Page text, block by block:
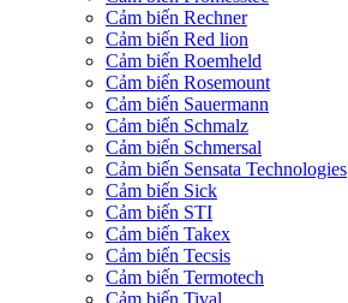
Cảm biến Rechner
Cảm biến Red lion
Cảm biến Roemheld
Cảm biến Rosemount
Cảm biến Sauermann
Cảm biến Schmalz
Cảm biến Schmersal
Cảm biến Sensata Technologies
Cảm biến Sick
Cảm biến STI
Cảm biến Takex
Cảm biến Tecsis
Cảm biến Termotech
Cảm biến Tival